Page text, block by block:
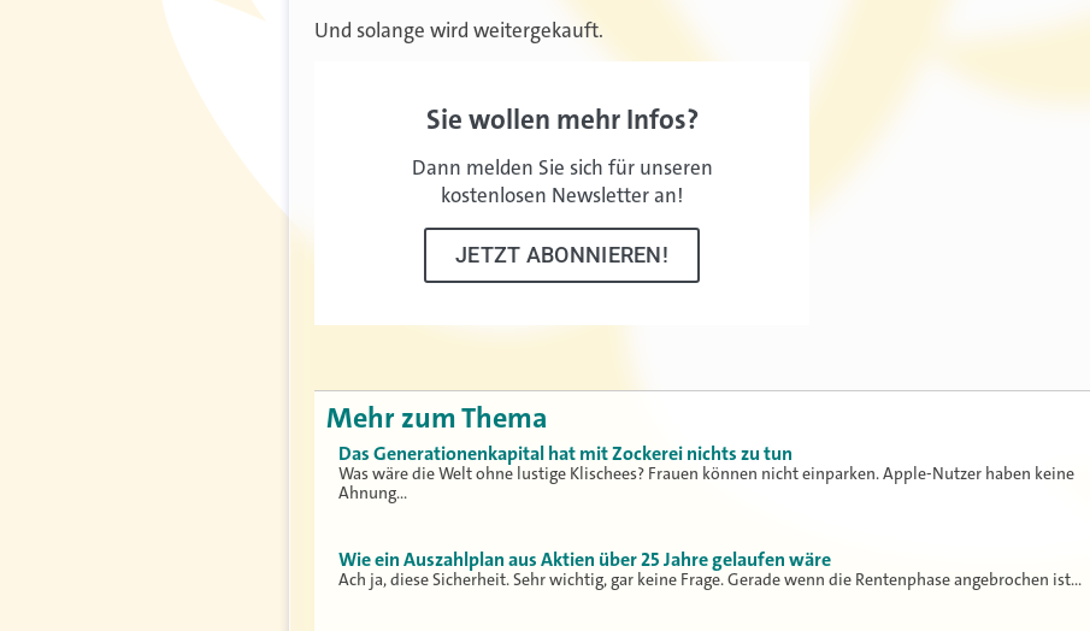
Und solange wird weitergekauft.
Sie wollen mehr Infos?
Dann melden Sie sich für unseren
kostenlosen Newsletter an!
JETZT ABONNIEREN!
Mehr zum Thema
Das Generationenkapital hat mit Zockerei nichts zu tun
Was wäre die Welt ohne lustige Klischees? Frauen können nicht einparken. Apple-Nutzer haben keine
Ahnung…
Wie ein Auszahlplan aus Aktien über 25 Jahre gelaufen wäre
Ach ja, diese Sicherheit. Sehr wichtig, gar keine Frage. Gerade wenn die Rentenphase angebrochen ist…